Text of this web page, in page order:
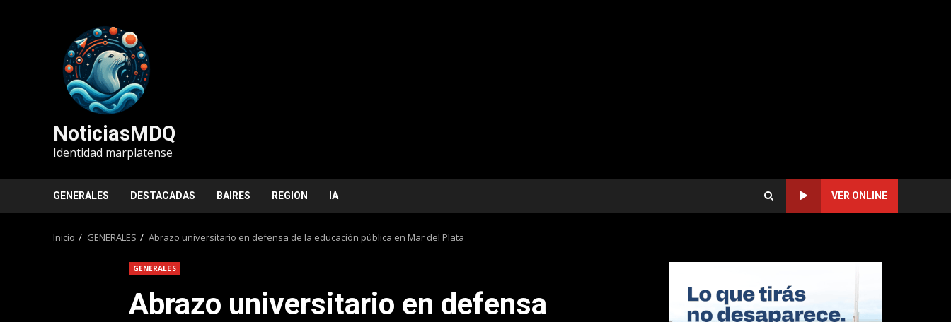
NoticiasMDQ
Identidad marplatense
GENERALES DESTACADAS BAIRES REGION IA VER ONLINE
Inicio GENERALES Abrazo universitario en defensa de la educación pública en Mar del Plata
GENERALES
Abrazo universitario en defensa